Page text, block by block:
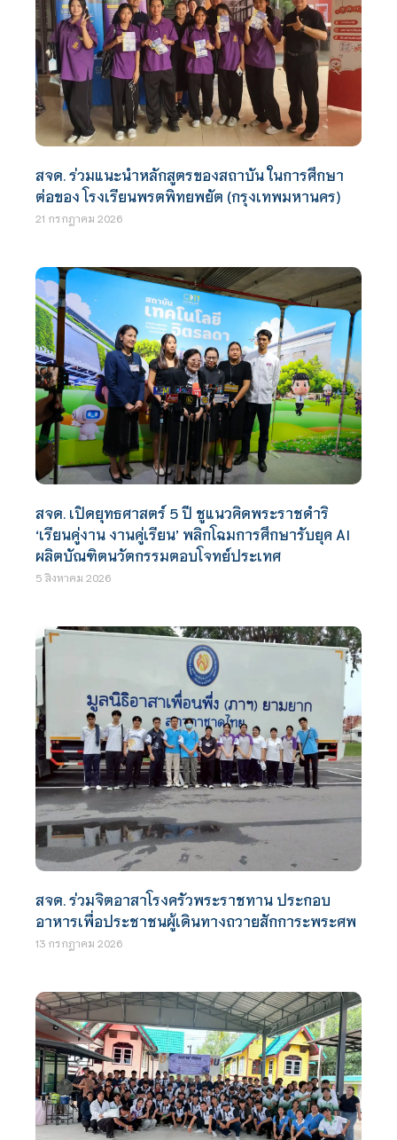
สจด. ร่วมแนะนำหลักสูตรของสถาบัน ในการศึกษา
ต่อของ โรงเรียนพรตพิทยพยัต (กรุงเทพมหานคร)
21 กรกฎาคม 2026
สจด. เปิดยุทธศาสตร์ 5 ปี ชูแนวคิดพระราชดำริ
‘เรียนคู่งาน งานคู่เรียน’ พลิกโฉมการศึกษารับยุค AI
ผลิตบัณฑิตนวัตกรรมตอบโจทย์ประเทศ
5 สิงหาคม 2026
สจด. ร่วมจิตอาสาโรงครัวพระราชทาน ประกอบ
อาหารเพื่อประชาชนผู้เดินทางถวายสักการะพระศพ
13 กรกฎาคม 2026